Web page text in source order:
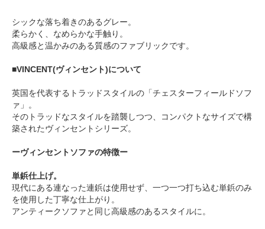
シックな落ち着きのあるグレー。
柔らかく、なめらかな手触り。
高級感と温かみのある質感のファブリックです。
■VINCENT(ヴィンセント)について
英国を代表するトラッドスタイルの「チェスターフィールドソフ
ァ」。
そのトラッドなスタイルを踏襲しつつ、コンパクトなサイズで構
築されたヴィンセントシリーズ。
ーヴィンセントソファの特徴ー
単鋲仕上げ。
現代にある連なった連鋲は使用せず、一つ一つ打ち込む単鋲のみ
を使用した丁寧な仕上がり。
アンティークソファと同じ高級感のあるスタイルに。